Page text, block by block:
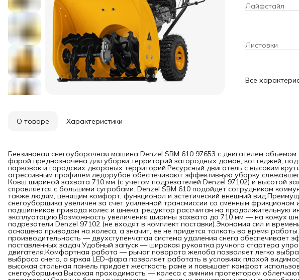
снега с
учетом
эффективно
610 подойдет
а также
внешний
сменным
подшипников
увеличения
можно
работать в
конструкция —
раме и
протектором
запасных
качество и
подтверждены
Лайфстайл
Листовки
Все
О товаре Характеристики
Бензиновая снегоуборочная машина Denzel SBM 610 97653 с двигателем
фарой предназначена для уборки территорий загородных домов, коттеджей,
парковок и городских дворовых территорий.Ресурсный двигатель с высоким
агрессивным профилем ледорубов обеспечивают эффективную уборку
Ковш шириной захвата 710 мм (с учетом подрезателей Denzel 97102) и высотой
справляется с большими сугробами. Denzel SBM 610 подойдет сотрудникам
также людям, ценящим комфорт, функционал и эстетический внешний
снегоуборщика увеличен за счет усиленной трансмиссии со сменным
подшипников привода колес и шнека, редуктор рассчитан на продолжительную
эксплуатацию.Возможность увеличения ширины захвата до 710 мм — на кожух
подрезатели Denzel 97102 (не входят в комплект поставки).Экономия сил и
оснащена приводом на колеса, а значит, ее не придется толкать во время
производительность — двухступенчатая система удаления снега обеспечивает
поставленных задач.Удобный запуск — широкая рукоятка ручного стартера
двигателя.Комфортная работа — рычаг поворота желоба позволяет легко
выброса снега, а яркая LED-фара позволяет работать в условиях плохой
высокая стальная панель придает жесткость раме и повышает комфорт
снегоуборщика.Высокая проходимость — колеса с зимним протектором